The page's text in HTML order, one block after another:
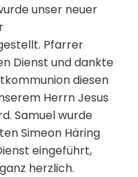
unser neuer
Pfarrer
Dienst und dankte
diesen
Herrn Jesus
Samuel wurde
Simeon Häring
eingeführt,
herzlich.